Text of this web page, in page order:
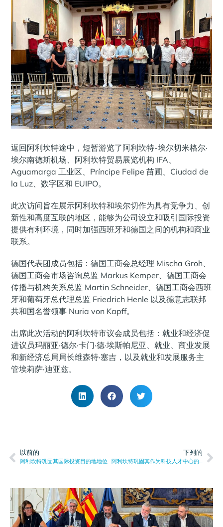
返回阿利坎特途中，短暂游览了阿利坎特-埃尔切米格尔·
埃尔南德斯机场、阿利坎特贸易展览机构 IFA、
Aguamarga 工业区、Príncipe Felipe 苗圃、Ciudad de
la Luz、数字区和 EUIPO。
此次访问旨在展示阿利坎特和埃尔切作为具有竞争力、创
新性和高度互联的地区，能够为公司设立和吸引国际投资
提供有利环境，同时加强西班牙和德国之间的机构和商业
联系。
德国代表团成员包括：德国工商会总经理 Mischa Groh、
德国工商会市场咨询总监 Markus Kemper、德国工商会
传播与机构关系总监 Martin Schneider、德国工商会西班
牙和葡萄牙总代理总监 Friedrich Henle 以及德意志联邦
共和国名誉领事 Nuria von Kapff。
出席此次活动的阿利坎特市议会成员包括：就业和经济促
进议员玛丽亚·德尔·卡门·德·埃斯帕尼亚、就业、商业发展
和新经济总局局长维森特·塞吉，以及就业和发展服务主
管埃莉萨·迪亚兹。
以前的
阿利坎特巩固其国际投资目的地地位
下列的
阿利坎特巩固其作为科技人才中心的地位